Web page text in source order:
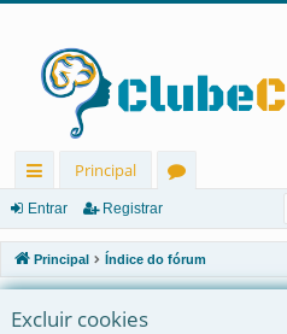
in
ks
rá
pi
Principal
u
ns
Entrar Registrar
Principal Índice do fórum
Excluir cookies